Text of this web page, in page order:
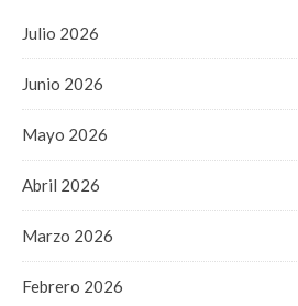
Julio 2026
Junio 2026
Mayo 2026
Abril 2026
Marzo 2026
Febrero 2026